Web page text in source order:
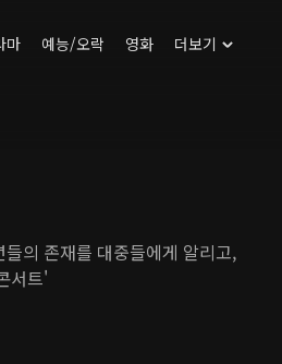
마 예능/오락 영화 더보기
의 존재를 대중들에게 알리고,
서트'